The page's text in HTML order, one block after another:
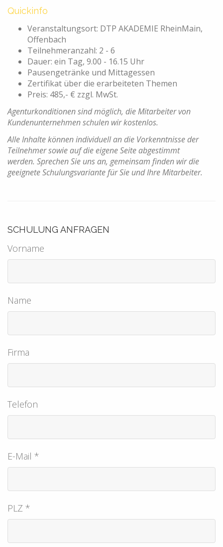
Quickinfo
Veranstaltungsort: DTP AKADEMIE RheinMain,
Offenbach
Teilnehmeranzahl: 2 - 6
Dauer: ein Tag, 9.00 - 16.15 Uhr
Pausengetränke und Mittagessen
Zertifikat über die erarbeiteten Themen
Preis: 485,- € zzgl. MwSt.
Agenturkonditionen sind möglich, die Mitarbeiter von
Kundenunternehmen schulen wir kostenlos.
Alle Inhalte können individuell an die Vorkenntnisse der
Teilnehmer sowie auf die eigene Seite abgestimmt
werden. Sprechen Sie uns an, gemeinsam finden wir die
geeignete Schulungsvariante für Sie und Ihre Mitarbeiter.
SCHULUNG ANFRAGEN
Vorname
Name
Firma
Telefon
E-Mail *
PLZ *